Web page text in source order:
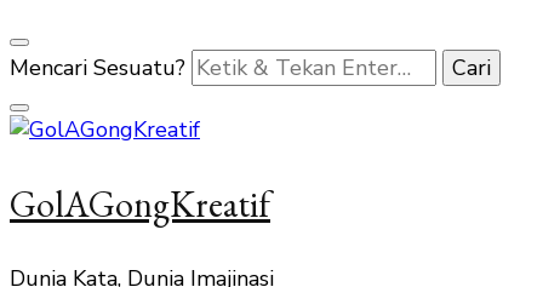
Mencari Sesuatu?
GolAGongKreatif
Dunia Kata, Dunia Imajinasi